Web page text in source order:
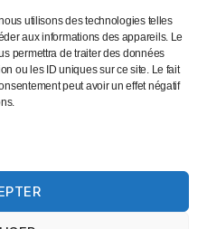
utilisons des technologies telles
aux informations des appareils. Le
permettra de traiter des données
ou les ID uniques sur ce site. Le fait
peut avoir un effet négatif